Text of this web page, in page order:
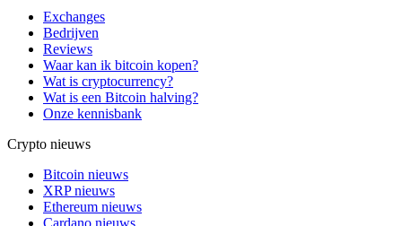
Exchanges
Bedrijven
Reviews
Waar kan ik bitcoin kopen?
Wat is cryptocurrency?
Wat is een Bitcoin halving?
Onze kennisbank
Crypto nieuws
Bitcoin nieuws
XRP nieuws
Ethereum nieuws
Cardano nieuws